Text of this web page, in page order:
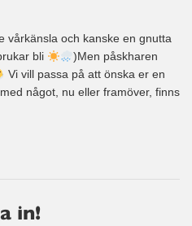
vårkänsla och kanske en gnutta
bli
)Men påskharen
Vi vill passa på att önska er en
något, nu eller framöver, finns
in!